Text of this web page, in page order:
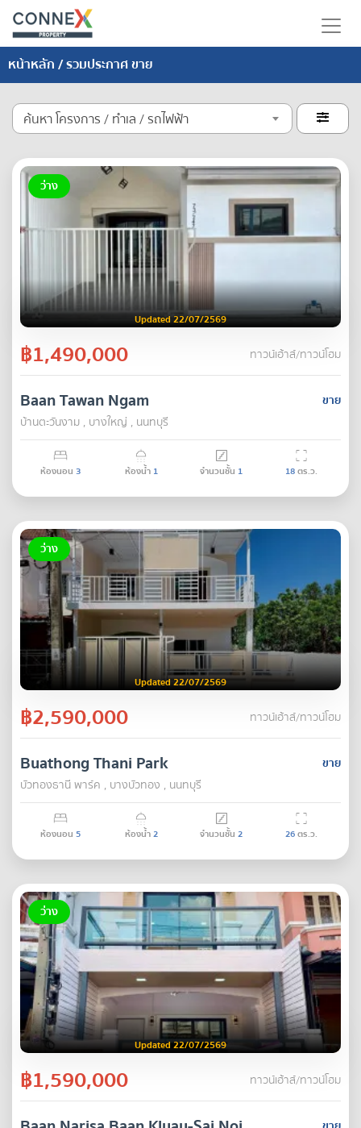
หน้าหลัก/ รวมประกาศ ขาย
ค้นหา โครงการ / ทำเล / รถไฟฟ้า 
ว่าง
Updated 22/07/2569
฿1,490,000 ทาวน์เฮ้าส์/ทาวน์โฮม
ขาย
Baan Tawan Ngam
บ้านตะวันงาม , บางใหญ่ , นนทบุรี
ห้องนอน 3 ห้องน้ำ 1 จำนวนชั้น 1 18ตร.ว.
ว่าง
Updated 22/07/2569
฿2,590,000 ทาวน์เฮ้าส์/ทาวน์โฮม
ขาย
Buathong Thani Park
บัวทองธานี พาร์ค , บางบัวทอง , นนทบุรี
ห้องนอน 5 ห้องน้ำ2 จำนวนชั้น 2 26ตร.ว.
ว่าง
Updated 22/07/2569
฿1,590,000 ทาวน์เฮ้าส์/ทาวน์โฮม